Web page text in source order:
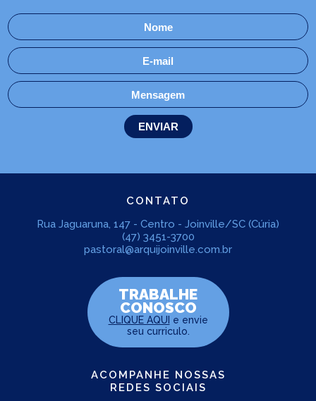
CONTATO
Rua Jaguaruna, 147 - Centro - Joinville/SC (Cúria)
(47) 3451-3700
pastoral@arquijoinville.com.br
TRABALHE
CONOSCO
CLIQUE AQUI e envie
seu curriculo.
ACOMPANHE NOSSAS
REDES SOCIAIS